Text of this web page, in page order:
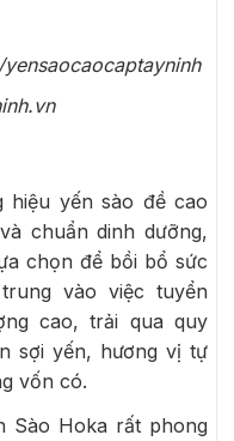
hiệu yến sào đề cao
chuẩn dinh dưỡng,
chọn để bồi bổ sức
vào việc tuyển
cao, trải qua quy
sợi yến, hương vị tự
vốn có.
Sào Hoka rất phong